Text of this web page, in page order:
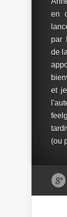
en
par
de
et
(ou